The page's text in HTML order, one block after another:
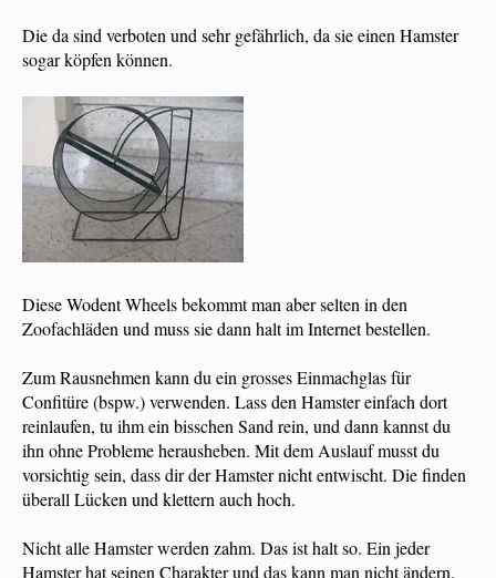
Die da sind verboten und sehr gefährlich, da sie einen Hamster
sogar köpfen können.
Diese Wodent Wheels bekommt man aber selten in den
Zoofachläden und muss sie dann halt im Internet bestellen.
Zum Rausnehmen kann du ein grosses Einmachglas für
Confitüre (bspw.) verwenden. Lass den Hamster einfach dort
reinlaufen, tu ihm ein bisschen Sand rein, und dann kannst du
ihn ohne Probleme herausheben. Mit dem Auslauf musst du
vorsichtig sein, dass dir der Hamster nicht entwischt. Die finden
überall Lücken und klettern auch hoch.
Nicht alle Hamster werden zahm. Das ist halt so. Ein jeder
Hamster hat seinen Charakter und das kann man nicht ändern.